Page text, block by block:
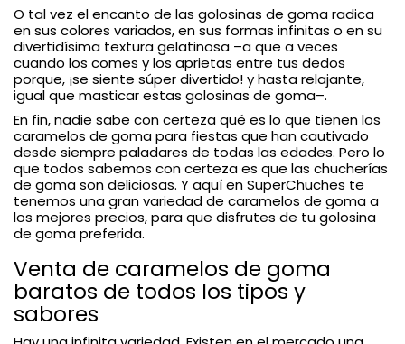
O tal vez el encanto de las golosinas de goma radica
en sus colores variados, en sus formas infinitas o en su
divertidísima textura gelatinosa –a que a veces
cuando los comes y los aprietas entre tus dedos
porque, ¡se siente súper divertido! y hasta relajante,
igual que masticar estas golosinas de goma–.
En fin, nadie sabe con certeza qué es lo que tienen los
caramelos de goma para fiestas que han cautivado
desde siempre paladares de todas las edades. Pero lo
que todos sabemos con certeza es que las chucherías
de goma son deliciosas. Y aquí en SuperChuches te
tenemos una gran variedad de caramelos de goma a
los mejores precios, para que disfrutes de tu golosina
de goma preferida.
Venta de caramelos de goma
baratos de todos los tipos y
sabores